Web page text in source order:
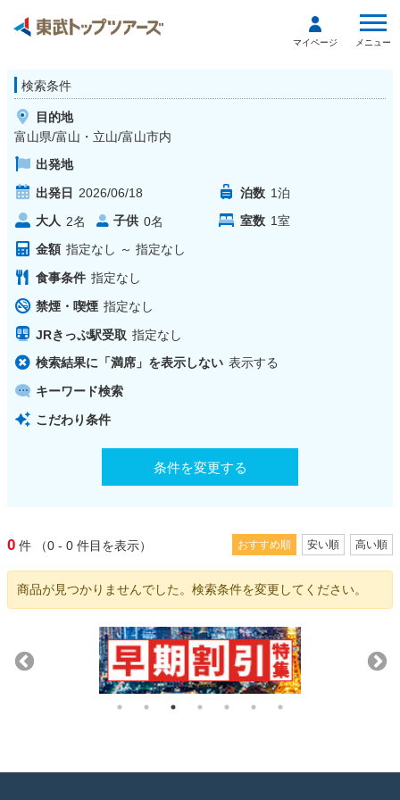
マイページ メニュー
検索条件
目的地
富山県/富山・立山/富山市内
出発地
出発日 2026/06/18 泊数 1泊
大人 2名 子供 0名 室数 1室
金額 指定なし ～ 指定なし
食事条件 指定なし
禁煙・喫煙 指定なし
JRきっぷ駅受取 指定なし
検索結果に「満席」を表示しない 表示する
キーワード検索
こだわり条件
条件を変更する
0 件 （0 - 0 件目を表示） おすすめ順 安い順 高い順
商品が見つかりませんでした。検索条件を変更してください。